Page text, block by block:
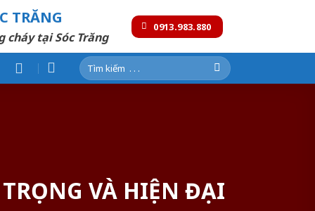
TRĂNG
cháy tại Sóc Trăng
0913.983.880
Tìm
kiếm:
VÀ HIỆN ĐẠI